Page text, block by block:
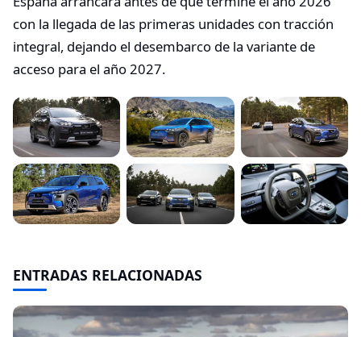
con la llegada de las primeras unidades con tracción
integral, dejando el desembarco de la variante de
acceso para el año 2027.
ENTRADAS RELACIONADAS